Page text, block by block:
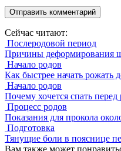
Сейчас читают:
Послеродовой период
Причины деформирования
Начало родов
Как быстрее начать рожать
Начало родов
Почему хочется спать перед
Процесс родов
Показания для прокола
Подготовка
Тянущие боли в пояснице
Вам также может